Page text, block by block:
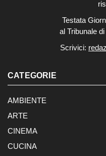
Testata
al Tribunale
Scrivici:
CATEGORIE
AMBIENTE
ARTE
CINEMA
CUCINA